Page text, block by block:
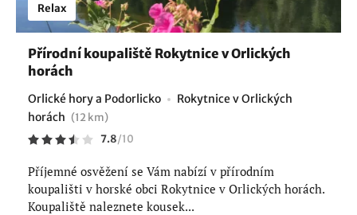
Relax
Přírodní koupaliště Rokytnice v Orlických
horách
Orlické hory a Podorlicko
Rokytnice v Orlických
horách (12 km)
7.8/10
Příjemné osvěžení se Vám nabízí v přírodním
koupališti v horské obci Rokytnice v Orlických horách.
Koupaliště naleznete kousek...